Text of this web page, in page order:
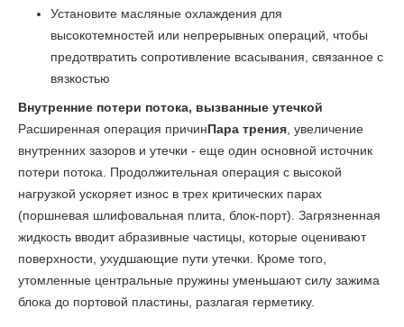
Установите масляные охлаждения для
высокотемностей или непрерывных операций, чтобы
предотвратить сопротивление всасывания, связанное с
вязкостью
Внутренние потери потока, вызванные утечкой
Расширенная операция причинПара трения , увеличение
внутренних зазоров и утечки - еще один основной источник
потери потока. Продолжительная операция с высокой
нагрузкой ускоряет износ в трех критических парах
(поршневая шлифовальная плита, блок-порт). Загрязненная
жидкость вводит абразивные частицы, которые оценивают
поверхности, ухудшающие пути утечки. Кроме того,
утомленные центральные пружины уменьшают силу зажима
блока до портовой пластины, разлагая герметику.